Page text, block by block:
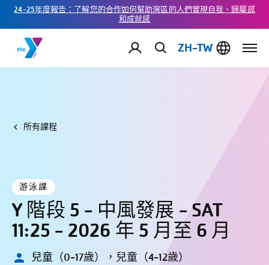
24-25年度報告：了解您的合作如何幫助灣區的人們實現自我、歸屬感
和成就感
ZH-TW
所有課程
游泳課
Y 階段 5 - 中風發展 - SAT
11:25 - 2026 年 5 月至 6 月
兒童（0-17歲），兒童（4-12歲）